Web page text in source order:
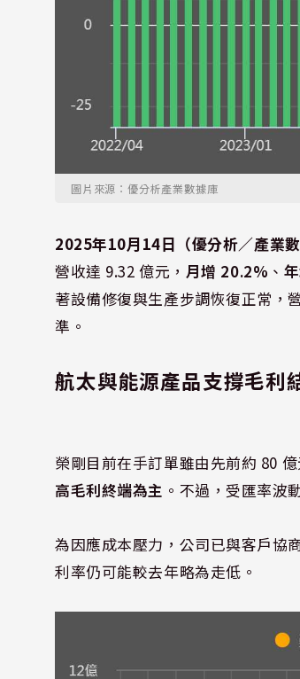
圖片來源：優分析產業數據庫
2025年10月14日（優分析／產業數
營收達 9.32 億元， 月增 20.2% 、
著設備修復與生產步調恢復正常，
準。
航太與能源產品支撐毛利
榮剛目前在手訂單雖由先前約 80
高毛利終端為主 。不過，受匯率波
為因應成本壓力，公司已與客戶協
利率仍可能較去年略為走低。